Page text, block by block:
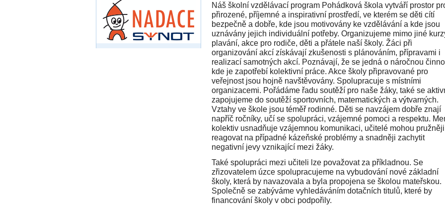
Náš školní vzdělávací program Pohádková škola vytváří prostor
přirozené, příjemné a inspirativní prostředí, ve kterém se děti cítí
bezpečně a dobře, kde jsou motivovány ke vzdělávání a kde jsou
uznávány jejich individuální potřeby. Organizujeme mimo jiné
plavání, akce pro rodiče, děti a přátele naší školy. Žáci při
organizování akcí získávají zkušenosti s plánováním, přípravami i
realizací samotných akcí. Poznávají, že se jedná o náročnou
kde je zapotřebí kolektivní práce. Akce školy připravované pro
veřejnost jsou hojně navštěvovány. Spolupracuje s místními
organizacemi. Pořádáme řadu soutěží pro naše žáky, také se
zapojujeme do soutěží sportovních, matematických a výtvarných.
Vztahy ve škole jsou téměř rodinné. Děti se navzájem dobře znají
napříč ročníky, učí se spolupráci, vzájemné pomoci a respektu.
kolektiv usnadňuje vzájemnou komunikaci, učitelé mohou pružněji
reagovat na případné kázeňské problémy a snadněji zachytit
negativní jevy vznikající mezi žáky.
Také spolupráci mezi učiteli lze považovat za příkladnou. Se
zřizovatelem úzce spolupracujeme na vybudování nové základní
školy, která by navazovala a byla propojena se školou mateřskou.
Společně se zabýváme vyhledáváním dotačních titulů, které by
financování školy v obci podpořily.